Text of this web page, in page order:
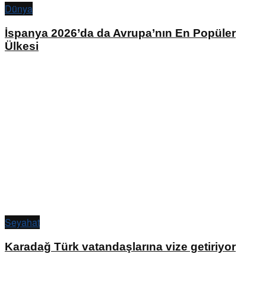
Dünya
İspanya 2026’da da Avrupa’nın En Popüler
Ülkesi
Seyahat
Karadağ Türk vatandaşlarına vize getiriyor